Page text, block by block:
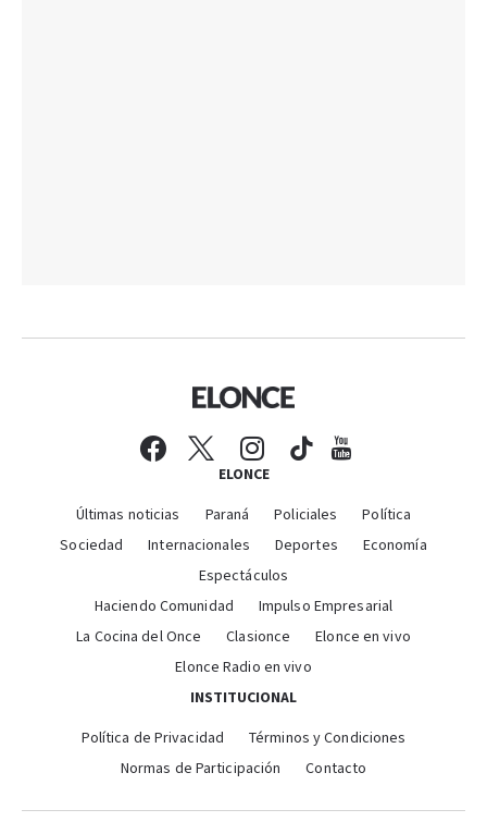
ELONCE
Últimas noticias Paraná Policiales
Política
Sociedad
Internacionales Deportes
Economía
Espectáculos
Haciendo Comunidad
Impulso Empresarial
La Cocina del Once
Clasionce
Elonce en vivo
Elonce Radio en vivo
INSTITUCIONAL
Política de Privacidad
Términos y Condiciones
Normas de Participación
Contacto